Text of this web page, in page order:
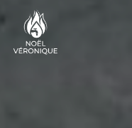
Cookies management